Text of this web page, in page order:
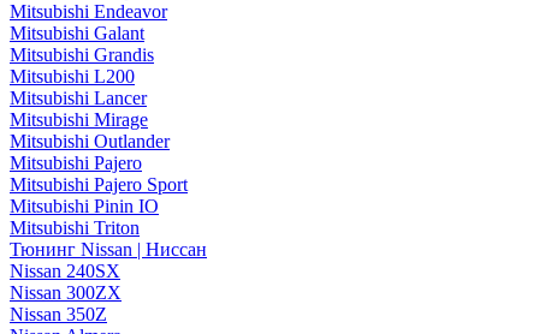
Mitsubishi Endeavor
Mitsubishi Galant
Mitsubishi Grandis
Mitsubishi L200
Mitsubishi Lancer
Mitsubishi Mirage
Mitsubishi Outlander
Mitsubishi Pajero
Mitsubishi Pajero Sport
Mitsubishi Pinin IO
Mitsubishi Triton
Тюнинг Nissan | Ниссан
Nissan 240SX
Nissan 300ZX
Nissan 350Z